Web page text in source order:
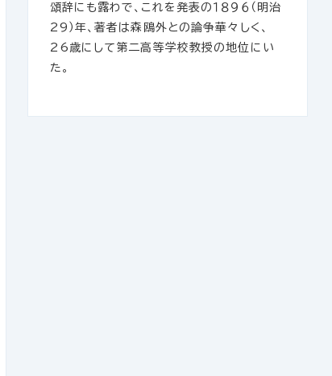
頌辞にも露わで、これを発表の１８９６（明治
29）年、著者は森鴎外との論争華々しく、
26歳にして第二高等学校教授の地位にい
た。